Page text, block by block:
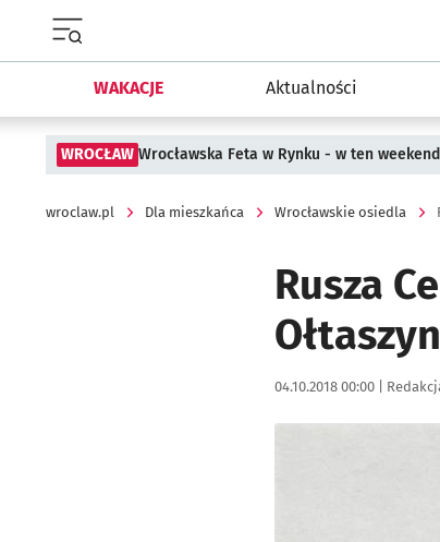
WAKACJE Aktualności
WROCŁAW Wrocławska Feta w Rynku - w ten
wroclaw.pl Dla mieszkańca Wrocławskie osiedla
Rusza
Data publikacji:
04.10.2018 00:00 | Autor: